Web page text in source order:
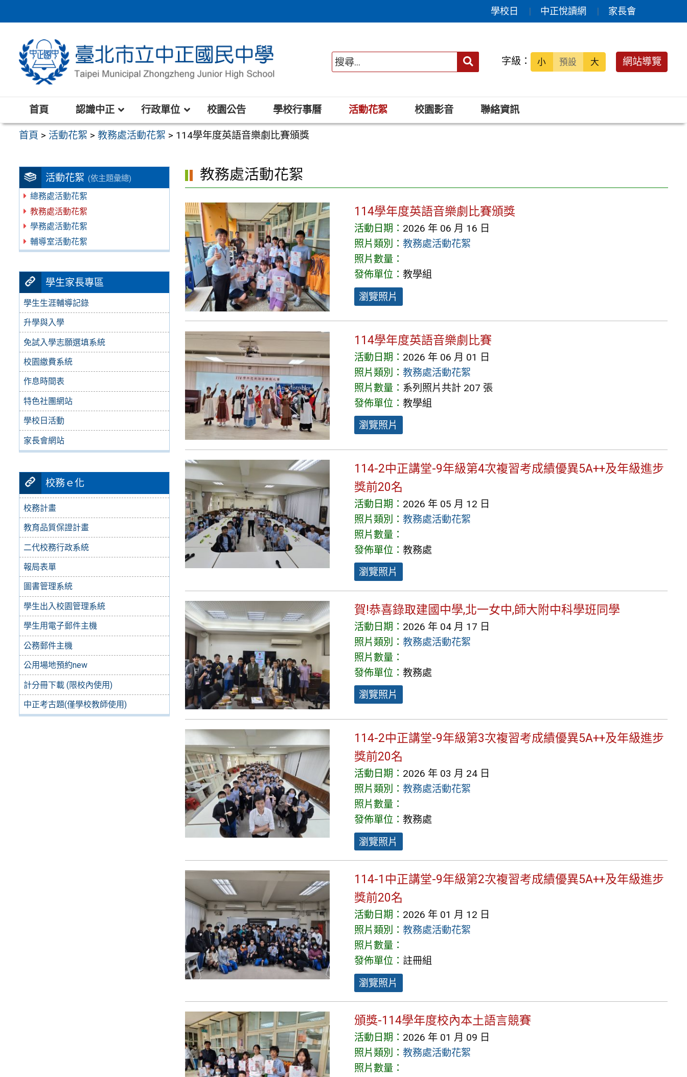
至
區
學校日 中正悅讀網 家長會
送出 字級： 小 預設 大 網站導覽
首頁 認識中正 行政單位 校園公告 學校行事曆 活動花絮 校園影音 聯絡資訊
首頁 > 活動花絮 >教務處活動花絮 > 114學年度英語音樂劇比賽頒獎
活動花絮 (依主題彙總)
總務處活動花絮
教務處活動花絮
學務處活動花絮
輔導室活動花絮
學生家長專區
學生生涯輔導記錄
升學與入學
免試入學志願選填系統
校園繳費系統
作息時間表
特色社團網站
學校日活動
家長會網站
校務ｅ化
校務計畫
教育品質保證計畫
二代校務行政系統
報局表單
圖書管理系統
學生出入校園管理系統
學生用電子郵件主機
公務郵件主機
公用場地預約new
計分冊下載 (限校內使用)
中正考古題(僅學校教師使用)
教務處活動花絮
114學年度英語音樂劇比賽頒獎
活動日期： 2026 年 06 月 16 日
照片類別： 教務處活動花絮
照片數量：
發佈單位： 教學組
瀏覽照片
114學年度英語音樂劇比賽
活動日期： 2026 年 06 月 01 日
照片類別： 教務處活動花絮
照片數量： 系列照片共計 207 張
發佈單位： 教學組
瀏覽照片
114-2中正講堂-9年級第4次複習考成績優異5A++及年級進步
獎前20名
活動日期： 2026 年 05 月 12 日
照片類別： 教務處活動花絮
照片數量：
發佈單位： 教務處
瀏覽照片
賀!恭喜錄取建國中學,北一女中,師大附中科學班同學
活動日期： 2026 年 04 月 17 日
照片類別： 教務處活動花絮
照片數量：
發佈單位： 教務處
瀏覽照片
114-2中正講堂-9年級第3次複習考成績優異5A++及年級進步
獎前20名
活動日期： 2026 年 03 月 24 日
照片類別： 教務處活動花絮
照片數量：
發佈單位： 教務處
瀏覽照片
114-1中正講堂-9年級第2次複習考成績優異5A++及年級進步
獎前20名
活動日期： 2026 年 01 月 12 日
照片類別： 教務處活動花絮
照片數量：
發佈單位： 註冊組
瀏覽照片
頒獎-114學年度校內本土語言競賽
活動日期： 2026 年 01 月 09 日
照片類別： 教務處活動花絮
照片數量：